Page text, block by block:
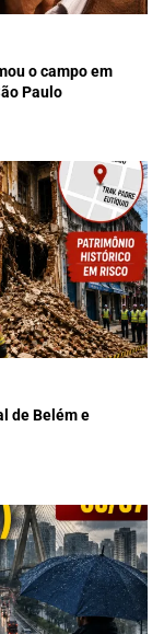
o campo em
Paulo
de Belém e